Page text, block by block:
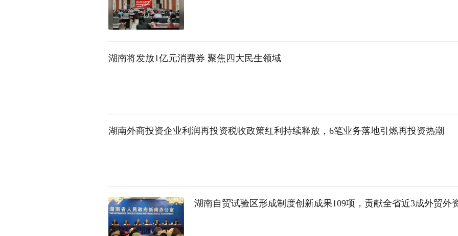
湖南将发放1亿元消费券 聚焦四大民生领域
湖南外商投资企业利润再投资税收政策红利持续释放，6笔业务落地引燃再投资热潮
湖南自贸试验区形成制度创新成果109项，贡献全省近3成外贸外